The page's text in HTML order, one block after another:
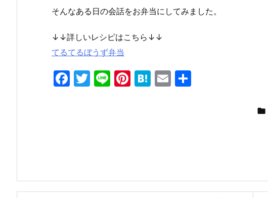
そんなある日の会話をお弁当にしてみました。
↓↓詳しいレシピはこちら↓↓
てるてるぼうず弁当
F
k
T
Li Pi H
E
